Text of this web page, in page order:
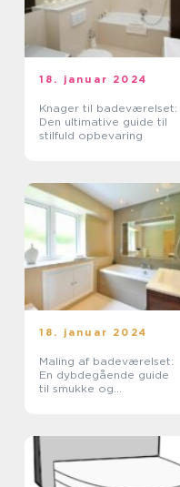
18. januar 2024
Knager til badeværelset:
Den ultimative guide til
stilfuld opbevaring
18. januar 2024
Maling af badeværelset:
En dybdegående guide
til smukke og